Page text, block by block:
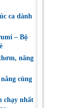
ca dành
– Bộ
năng
cùng
chạy nhất